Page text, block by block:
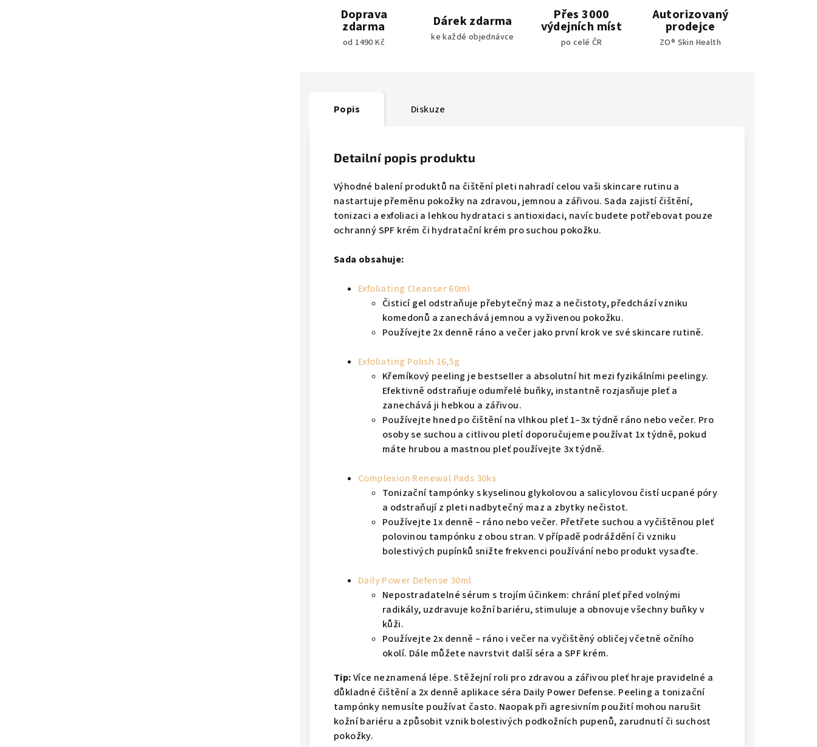
Doprava
zdarma
od 1490 Kč
Dárek zdarma
ke každé objednávce
Přes 3000
výdejních míst
po celé ČR
Autorizovaný
prodejce
ZO® Skin Health
Popis Diskuze
Detailní popis produktu
Výhodné balení produktů na čištění pleti nahradí celou vaši skincare rutinu a
nastartuje přeměnu pokožky na zdravou, jemnou a zářivou. Sada zajistí čištění,
tonizaci a exfoliaci a lehkou hydrataci s antioxidaci, navíc budete potřebovat pouze
ochranný SPF krém či hydratační krém pro suchou pokožku.
Sada obsahuje:
Exfoliating Cleanser 60ml
Čisticí gel odstraňuje přebytečný maz a nečistoty, předchází vzniku
komedonů a zanechává jemnou a vyživenou pokožku.
Používejte 2x denně ráno a večer jako první krok ve své skincare rutině.
Exfoliating Polish 16,5g
Křemíkový peeling je bestseller a absolutní hit mezi fyzikálními peelingy.
Efektivně odstraňuje odumřelé buňky, instantně rozjasňuje pleť a
zanechává ji hebkou a zářivou.
Používejte hned po čištění na vlhkou pleť 1–3x týdně ráno nebo večer. Pro
osoby se suchou a citlivou pletí doporučujeme používat 1x týdně, pokud
máte hrubou a mastnou pleť používejte 3x týdně.
Complexion Renewal Pads 30ks
Tonizační tampónky s kyselinou glykolovou a salicylovou čistí ucpané póry
a odstraňují z pleti nadbytečný maz a zbytky nečistot.
Používejte 1x denně – ráno nebo večer. Přetřete suchou a vyčištěnou pleť
polovinou tampónku z obou stran. V případě podráždění či vzniku
bolestivých pupínků snižte frekvenci používání nebo produkt vysaďte.
Daily Power Defense 30ml
Nepostradatelné sérum s trojím účinkem: chrání pleť před volnými
radikály, uzdravuje kožní bariéru, stimuluje a obnovuje všechny buňky v
kůži.
Používejte 2x denně – ráno i večer na vyčištěný obličej včetně očního
okolí. Dále můžete navrstvit další séra a SPF krém.
Tip:Více neznamená lépe. Stěžejní roli pro zdravou a zářivou pleť hraje pravidelné a
důkladné čištění a 2x denně aplikace séra Daily Power Defense. Peeling a tonizační
tampónky nemusíte používat často. Naopak při agresivním použití mohou narušit
kožní bariéru a způsobit vznik bolestivých podkožních pupenů, zarudnutí či suchost
pokožky.